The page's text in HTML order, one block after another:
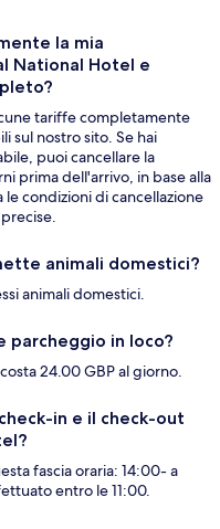
la mia
National Hotel e
tariffe completamente
sul nostro sito. Se hai
puoi cancellare la
prima dell'arrivo, in base alla
condizioni di cancellazione
animali domestici?
animali domestici.
parcheggio in loco?
24.00 GBP al giorno.
in e il check-out
fascia oraria: 14:00- a
entro le 11:00.